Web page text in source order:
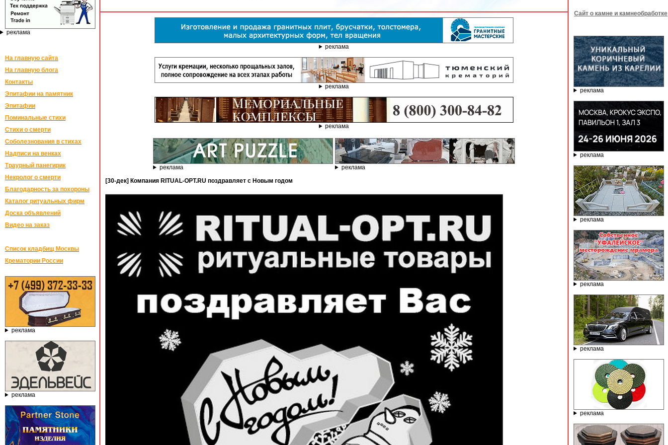
реклама
На главную сайта
На главную блога
Контакты
Эпитафии на памятник
Эпитафии
Поминальные стихи
Стихи о смерти
Соболезнования в стихах
Надписи на венках
Траурный панегирик
Некролог о смерти
Благодарность за похороны
Каталог ритуальных фирм
Доска объявлений
Видео на заказ
Список кладбищ Москвы
Крематории России
реклама
реклама
реклама
реклама
реклама
реклама
реклама
[30-дек] Компания RITUAL-OPT.RU поздравляет с Новым годом
Сайт о камне и камнеобработке
реклама
реклама
реклама
реклама
реклама
реклама